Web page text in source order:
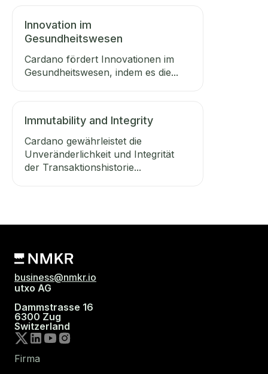
Innovation im
Gesundheitswesen
Cardano fördert Innovationen im
Gesundheitswesen, indem es die...
Immutability and Integrity
Cardano gewährleistet die
Unveränderlichkeit und Integrität
der Transaktionshistorie...
business@nmkr.io
utxo AG
Dammstrasse 16
6300 Zug
Switzerland
Firma